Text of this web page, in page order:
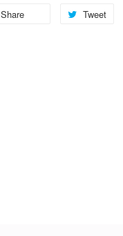
Share Tweet